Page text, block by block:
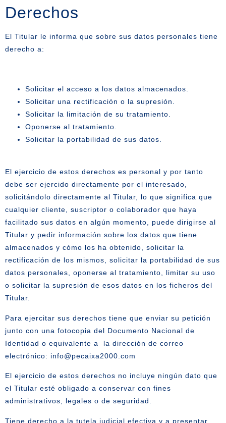
Derechos
El Titular le informa que sobre sus datos personales tiene
derecho a:
Solicitar el acceso a los datos almacenados.
Solicitar una rectificación o la supresión.
Solicitar la limitación de su tratamiento.
Oponerse al tratamiento.
Solicitar la portabilidad de sus datos.
El ejercicio de estos derechos es personal y por tanto
debe ser ejercido directamente por el interesado,
solicitándolo directamente al Titular, lo que significa que
cualquier cliente, suscriptor o colaborador que haya
facilitado sus datos en algún momento, puede dirigirse al
Titular y pedir información sobre los datos que tiene
almacenados y cómo los ha obtenido, solicitar la
rectificación de los mismos, solicitar la portabilidad de sus
datos personales, oponerse al tratamiento, limitar su uso
o solicitar la supresión de esos datos en los ficheros del
Titular.
Para ejercitar sus derechos tiene que enviar su petición
junto con una fotocopia del Documento Nacional de
Identidad o equivalente a la dirección de correo
electrónico: info@pecaixa2000.com
El ejercicio de estos derechos no incluye ningún dato que
el Titular esté obligado a conservar con fines
administrativos, legales o de seguridad.
Tiene derecho a la tutela judicial efectiva y a presentar